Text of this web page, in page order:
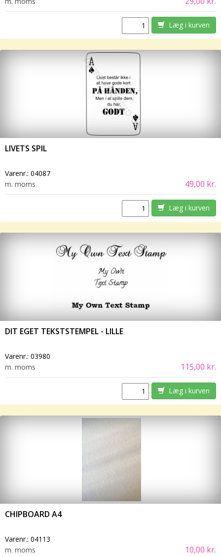
Læg i kurven
LIVETS SPIL
Varenr.: 04087
m. moms
49,00 kr.
Læg i kurven
DIT EGET TEKSTSTEMPEL - LILLE
Varenr.: 03980
m. moms
115,00 kr.
Læg i kurven
CHIPBOARD A4
Varenr.: 04113
m. moms
10,00 kr.